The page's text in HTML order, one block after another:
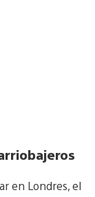
en Londres, el